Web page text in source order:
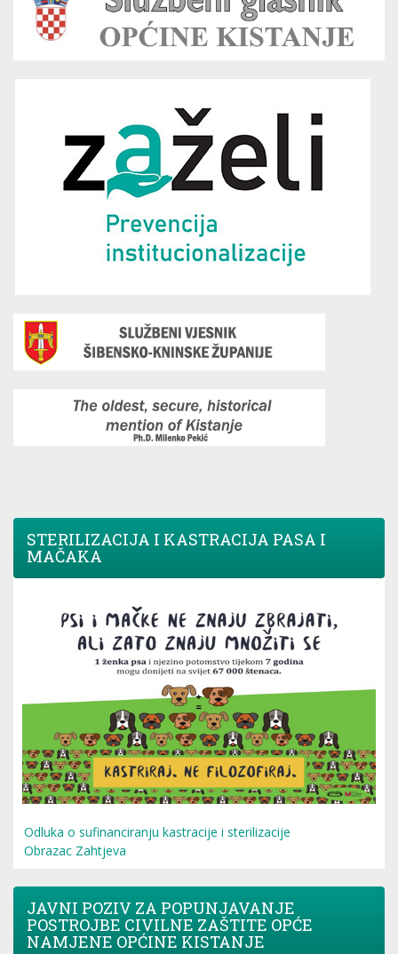
STERILIZACIJA I KASTRACIJA PASA I
MAČAKA
Odluka o sufinanciranju kastracije i sterilizacije
Obrazac Zahtjeva
JAVNI POZIV ZA POPUNJAVANJE
POSTROJBE CIVILNE ZAŠTITE OPĆE
NAMJENE OPĆINE KISTANJE